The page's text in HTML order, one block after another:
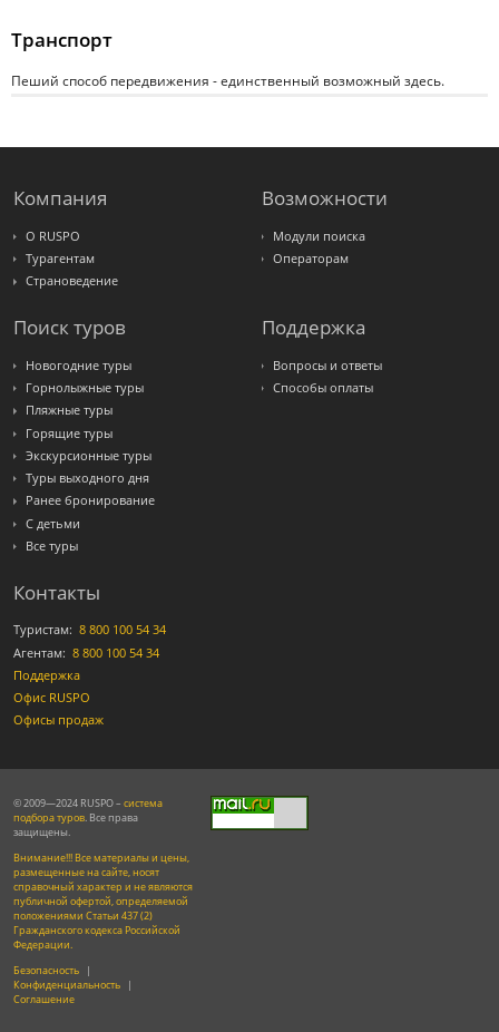
Транспорт
Пеший способ передвижения - единственный возможный здесь.
Компания
О RUSPO
Турагентам
Страноведение
Возможности
Модули поиска
Операторам
Поиск туров
Новогодние туры
Горнолыжные туры
Пляжные туры
Горящие туры
Экскурсионные туры
Туры выходного дня
Ранее бронирование
С детьми
Все туры
Поддержка
Вопросы и ответы
Способы оплаты
Контакты
Туристам: 8 800 100 54 34
Агентам: 8 800 100 54 34
Поддержка
Офис RUSPO
Офисы продаж
© 2009—2024 RUSPO – система
подбора туров. Все права
защищены.
Внимание!!! Все материалы и цены,
размещенные на сайте, носят
справочный характер и не являются
публичной офертой, определяемой
положениями Статьи 437 (2)
Гражданского кодекса Российской
Федерации.
Безопасность |
Конфиденциальность |
Соглашение